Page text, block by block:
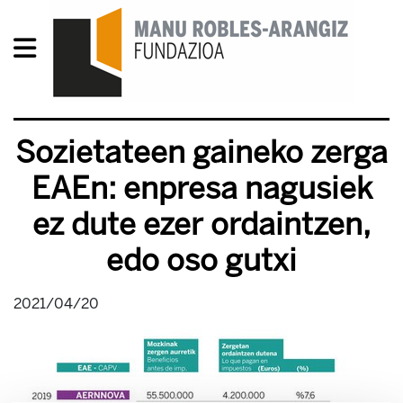
Sozietateen gaineko zerga
EAEn: enpresa nagusiek
ez dute ezer ordaintzen,
edo oso gutxi
2021/04/20